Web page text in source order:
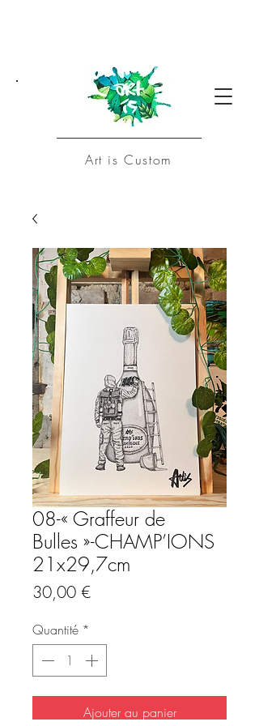
Art is Custom
08-« Graffeur de
Bulles »-CHAMP’IONS
21x29,7cm
30,00 €Prix
Quantité *
Ajouter au panier